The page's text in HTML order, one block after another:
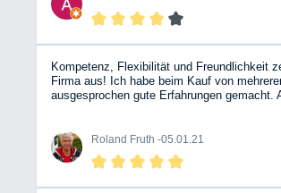
Kompetenz, Flexibilität und Freundlichkeit
Firma aus! Ich habe beim Kauf von
ausgesprochen gute Erfahrungen gemacht.
Roland Fruth -05.01.21